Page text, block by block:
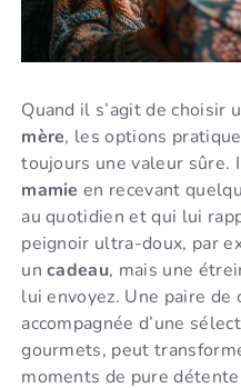
Quand il s’agit de choisir
mère, les options
toujours une valeur sûre.
mamie en recevant
au quotidien et qui lui
peignoir ultra-doux, par
uncadeau, mais une
lui envoyez. Une paire de
accompagnée d’une
gourmets, peut
moments de pure